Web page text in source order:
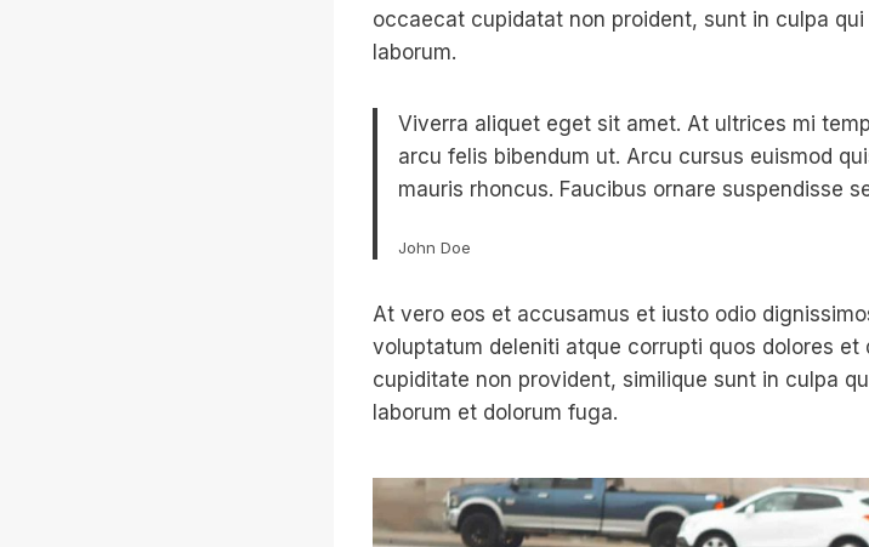
occaecat cupidatat non proident, sunt in culpa
laborum.
Viverra aliquet eget sit amet. At ultrices mi
arcu felis bibendum ut. Arcu cursus euismod
mauris rhoncus. Faucibus ornare suspendisse
John Doe
At vero eos et accusamus et iusto odio
voluptatum deleniti atque corrupti quos dolores
cupiditate non provident, similique sunt in culpa
laborum et dolorum fuga.